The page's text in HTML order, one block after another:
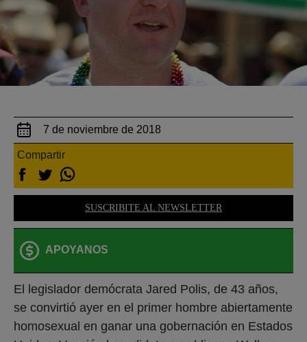
7 de noviembre de 2018
Compartir
SUSCRIBITE AL NEWSLETTER
APOYANOS
El legislador demócrata Jared Polis, de 43 años,
se convirtió ayer en el primer hombre abiertamente
homosexual en ganar una gobernación en Estados